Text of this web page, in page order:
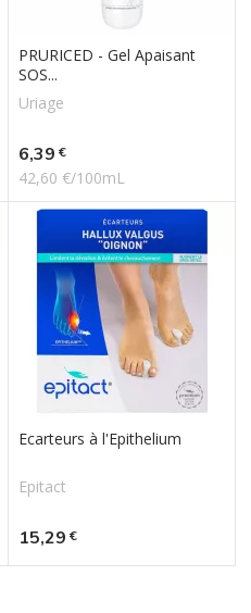
PRURICED - Gel Apaisant
SOS...
Uriage
Prix
6,39 €
42,60 €/100mL
Ecarteurs à l'Epithelium
Epitact
Prix
15,29 €